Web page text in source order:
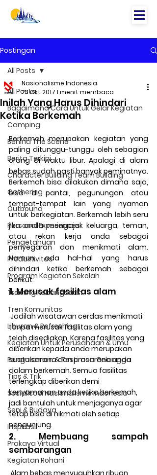
Postingan
All Posts
Bagaimana Cara Untuk Gelar Kegiatan
Camping
Behind The Scene
Berita Terkini
Character Building Team Building
Gathering
Outbound
Personal Experiences
Pengetahuan
Produktivitas
Program Kegiatan Sekolah
Training Kebangsaan
Tren Komunitas
Liburan & Refreshing
Kegiatan Untuk Perusahaan & Umu
Pengalaman & Testimoni Pelangga
Tips & Trik
Sosialisasi Nasionalisme Indonesia
Seni & Budaya
Inspirasi
Prakaya Virtual
Kegiatan Rohani
All Posts
Inilah Yang Harus Dihindari
Ketika Berkemah
Nasionalisme Indonesia
23 Okt 20171 menit membaca
Berkemah merupakan kegiatan yang
paling ditunggu-tunggu oleh sebagian
orang di waktu libur. Apalagi di alam
bebas sudah pasti banyak peminatnya.
Berkemah bisa dilakukan dimana saja,
bisa di pantai, pegunungan atau
tempat-tempat lain yang nyaman
untuk berkegiatan. Berkemah lebih seru
jika anda mengajak keluarga, teman,
atau rekan kerja anda sebagai
penyegaran dan menikmati alam.
Namun, ada hal-hal yang harus
dihindari ketika berkemah sebagai
berikut:
1. Merusak fasilitas alam
tanpa merusak fasilitas alam yang
telah disediakan. Karena fasilitas yang
diberikan kepada anda merupakan
suatu sarana dan prasarana anda
dalam berkemah. Semua fasilitas
terlengkap diberikan demi
kenyamanan anda ketika berkemah,
jadi bantulah untuk menjaganya agar
tetap bisa di nikmati oleh setiap
pengunjung.
2. Membuang sampah
sembarangan